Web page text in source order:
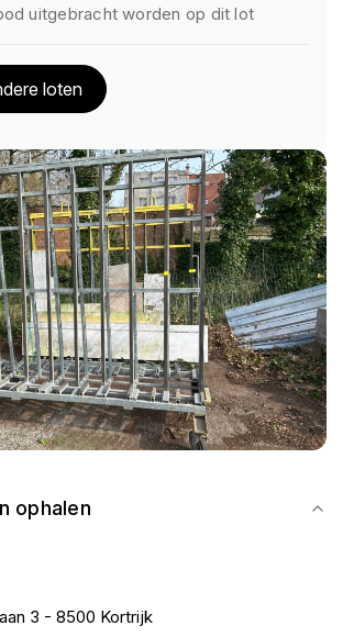
ophalen
3 - 8500 Kortrijk
uitgebracht worden op dit lot
loten